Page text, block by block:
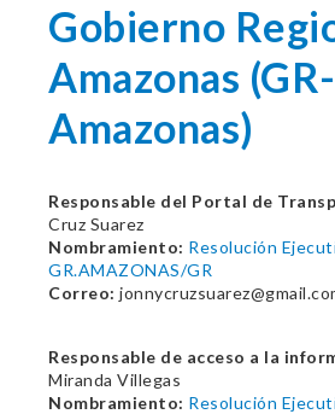
Gobierno
Amazonas (GR-
Amazonas)
Responsable del Portal de
Cruz Suarez
Nombramiento: Resolución
GR.AMAZONAS/GR
Correo:
Responsable de acceso a la
Miranda Villegas
Nombramiento: Resolución